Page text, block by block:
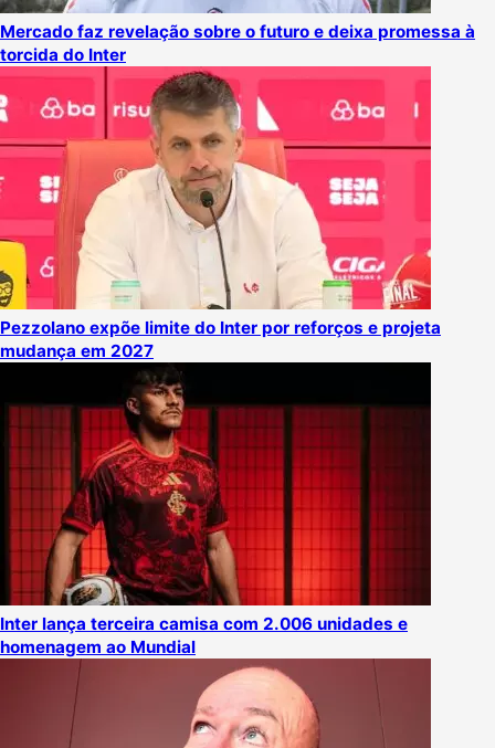
Mercado faz revelação sobre o futuro e deixa promessa à
torcida do Inter
Pezzolano expõe limite do Inter por reforços e projeta
mudança em 2027
Inter lança terceira camisa com 2.006 unidades e
homenagem ao Mundial